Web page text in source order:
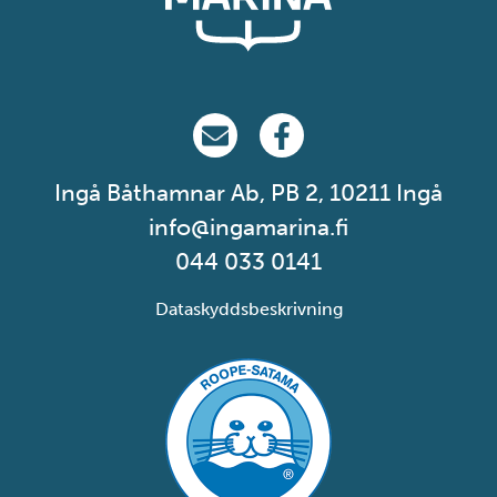
Ingå Marina på emailIngå Marina på Facebook
Ingå Båthamnar Ab, PB 2, 10211 Ingå
info@ingamarina.fi
044 033 0141
Dataskyddsbeskrivning